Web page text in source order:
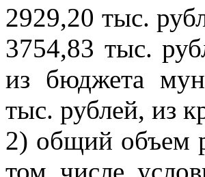
2929,20 тыс.
3754,83 тыс.
из бюджета
тыс. рублей, из
2) общий объем